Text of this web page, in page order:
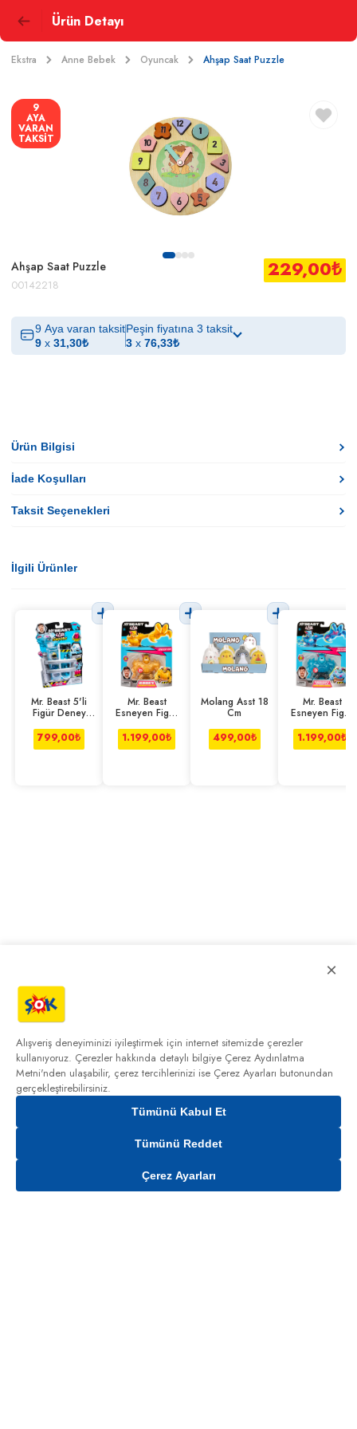
Ürün Detayı
Ekstra Anne Bebek Oyuncak Ahşap Saat Puzzle
9
AYA
VARAN
TAKSİT
Ahşap Saat Puzzle
00142218
229,00₺
Gelince Haber Ver
9 Aya varan taksit
9 x 31,30₺
Peşin fiyatına 3 taksit
3 x 76,33₺
Ürün Bilgisi
İade Koşulları
Taksit Seçenekleri
İlgili Ürünler
Mr. Beast 5'li
Figür Deney
799,00₺
Mr. Beast
Esneyen Figür
Panther
1.199,00₺
Molang Asst 18
Cm
499,00₺
Mr. Beast
Esneyen Figür
Panther
1.199,00₺
×
Alışveriş deneyiminizi iyileştirmek için internet sitemizde çerezler
kullanıyoruz. Çerezler hakkında detaylı bilgiye Çerez Aydınlatma
Metni'nden ulaşabilir, çerez tercihlerinizi ise Çerez Ayarları butonundan
gerçekleştirebilirsiniz.
Tümünü Kabul Et
Tümünü Reddet
Çerez Ayarları